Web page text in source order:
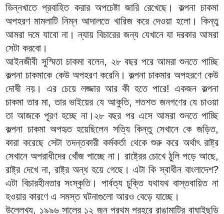
ভিন্নখাতে প্রবাহিত করার অপচেষ্টা জারি রেখেছে। কল্পনা চাকমা
অপহরণ মামলাটি নিম্ন আদালতে খারিজ করে দেওয়া হলো। কিন্তু
আমরা দমে যাবো না। ন্যায় বিচারের জন্য যেখানে যা দরকার আমরা
সেটা করবো।
আইনজীবী সুস্মিতা চাকমা বলেন, ২৮ বছর পরে আমরা শুনতে পাচ্ছি
কল্পনা চাকমাকে কেউ অপহরণ করেনি। কল্পনা চাকমার অপহরণে কেউ
দোষী নয়। এর চেয়ে লজ্জার আর কী হতে পারে! একজন কল্পনা
চাকমা তার মা, তার ভাইয়ের যে আকুতি, শতশত জনগণের যে চাওয়া
তা আজকে পূরণ হচ্ছে না।২৮ বছর পর এসে আমরা শুনতে পাচ্ছি
কল্পনা চাকমা অপহৃত হয়েছিলেন সত্যি কিন্তু সেখানে কে জড়িত,
কারা করেছে সেটা তদন্তকারী কর্মকর্তা থেকে শুরু করে অর্থাৎ রাষ্ট্র
সেখানে অপরাধীদের খোঁজ পাচ্ছে না। রাষ্ট্রের চোখে ঠুলি পড়ে আছে,
রাষ্ট্র দেখে না, রাষ্ট্র অন্ধ হয়ে গেছে। এটা কি স্বাধীন বাংলাদেশ?
এটা বিচারহীনতার সংস্কৃতি। পার্বত্য চুক্তি যথাযথ বাস্তবায়িত না
হওয়ার কারণে এ সমস্ত ঘটনাগুলো আরও বেড়ে যাচ্ছে।
উল্লেখ্য, ১৯৯৬ সালের ১২ জুন প্রথম প্রহরে রাঙামাটির বাঘাইছড়ি